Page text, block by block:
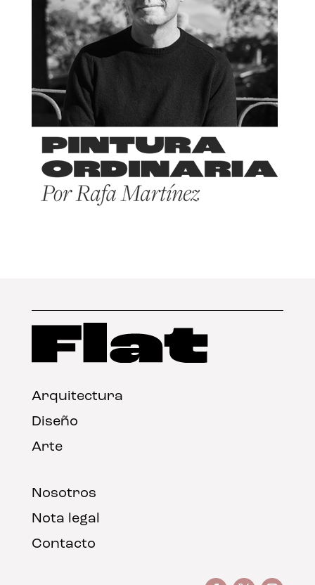
Arquitectura
Diseño
Arte
Nosotros
Nota legal
Contacto